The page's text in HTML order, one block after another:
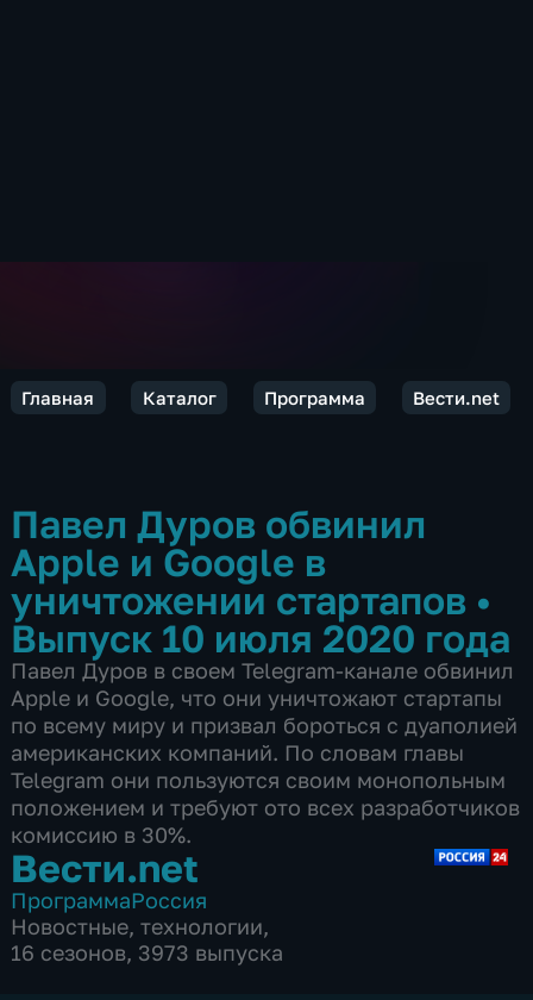
Главная Каталог Программа Вести.net
Павел Дуров обвинил
Apple и Google в
уничтожении стартапов •
Выпуск 10 июля 2020 года
Павел Дуров в своем Telegram-канале обвинил
Apple и Google, что они уничтожают стартапы
по всему миру и призвал бороться с дуаполией
американских компаний. По словам главы
Telegram они пользуются своим монопольным
положением и требуют ото всех разработчиков
комиссию в 30%.
Вести.net
ПрограммаРоссия
Новостные,технологии,
16 сезонов, 3973 выпуска